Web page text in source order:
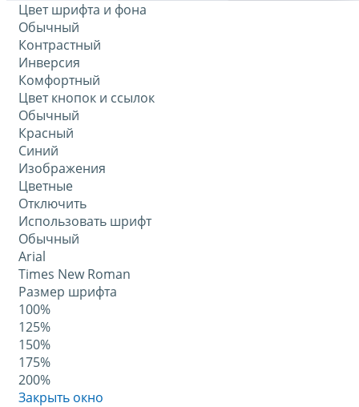
Цвет шрифта и фона
Обычный
Контрастный
Инверсия
Комфортный
Цвет кнопок и ссылок
Обычный
Красный
Синий
Изображения
Цветные
Отключить
Использовать шрифт
Обычный
Arial
Times New Roman
Размер шрифта
100%
125%
150%
175%
200%
Закрыть окно